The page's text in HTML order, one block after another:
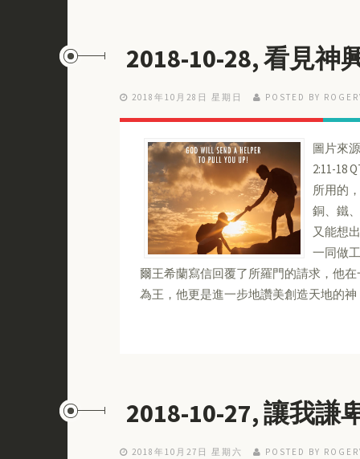
2018-10-28, 看見神
2018年10月28日 星期日 POSTED BY
圖片來
2:11-18
所用的
銅、鐵
又能想
一同做
爾王希蘭寫信回覆了所羅門的請求，他
為王，他更是進一步地讚美創造天地的神
2018-10-27, 讓我謙
2018年10月27日 星期六 POSTED BY